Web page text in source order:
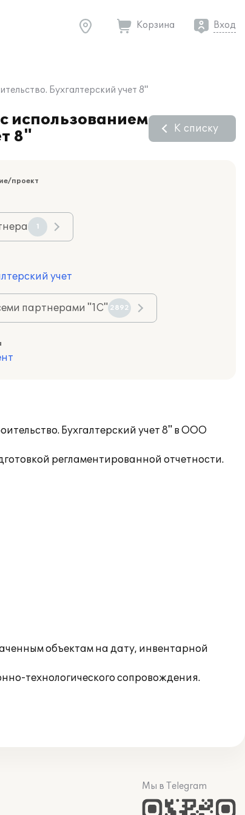
Корзина Вход
Бухгалтерский учет 8"
использованием
8"
К списку
проект
1
учет
партнерами "1С" 2892
Бухгалтерский учет 8" в ООО
регламентированной отчетности.
объектам на дату, инвентарной
технологического сопровождения.
Мы в Telegram